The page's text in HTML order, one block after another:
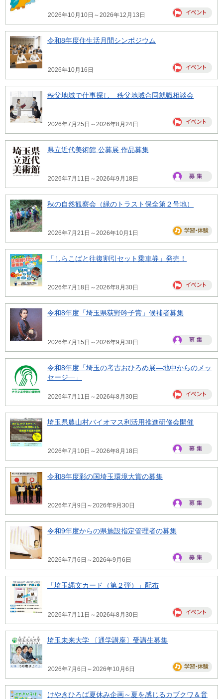
2026年10月10日～2026年12月13日
令和8年度住生活月間シンポジウム
2026年10月16日
秩父地域で仕事探し 秩父地域合同就職相談会
2026年7月25日～2026年8月24日
県立近代美術館 公募展 作品募集
2026年7月11日～2026年9月18日
秋の自然観察会（緑のトラスト保全第２号地）
2026年7月21日～2026年10月1日
「しらこばと往復割引セット乗車券」発売！
2026年7月18日～2026年8月30日
令和8年度「埼玉県荻野吟子賞」候補者募集
2026年7月15日～2026年9月30日
令和8年度「埼玉の考古おひろめ展―地中からのメッ
セージ―」
2026年7月11日～2026年8月30日
埼玉県農山村バイオマス利活用推進研修会開催
2026年7月10日～2026年8月18日
令和8年度彩の国埼玉環境大賞の募集
2026年7月9日～2026年9月30日
令和9年度からの県施設指定管理者の募集
2026年7月6日～2026年9月6日
「埼玉縄文カード（第２弾）」配布
2026年7月11日～2026年8月30日
埼玉未来大学 〔通学講座〕受講生募集
2026年7月6日～2026年10月6日
けやきひろば夏休み企画～夏を感じるカブクワ＆音